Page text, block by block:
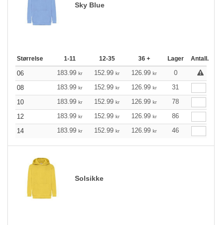
Sky Blue
Størrelse 1-11 12-35 36 + Lager Antall.
06 183.99 kr 152.99 kr 126.99 kr
0
08
183.99 kr 152.99 kr 126.99 kr
31
10
183.99 kr 152.99 kr 126.99 kr
78
12
183.99 kr 152.99 kr 126.99 kr
86
14
183.99 kr 152.99 kr 126.99 kr 46
Solsikke